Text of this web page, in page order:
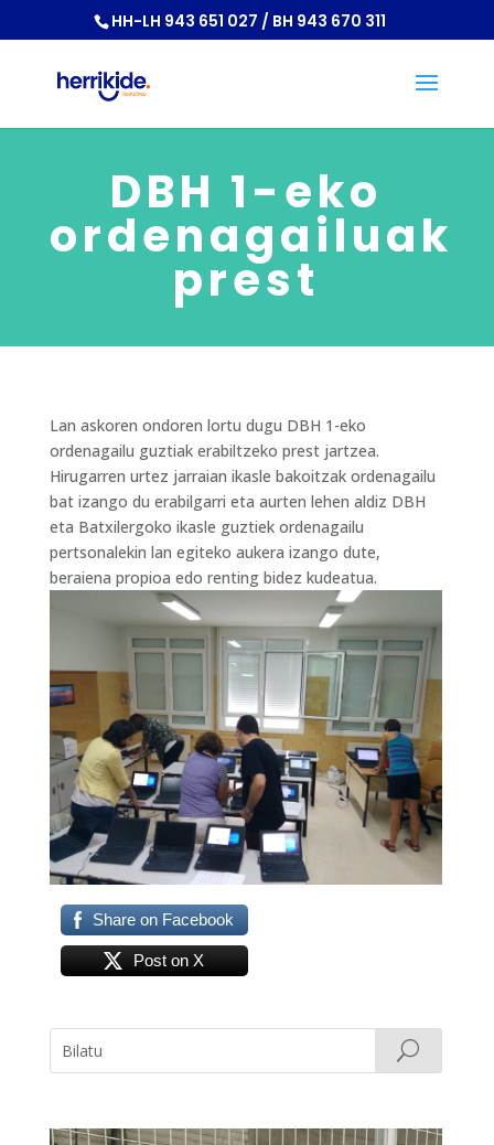
HH-LH 943 651 027 / BH 943 670 311
DBH 1-eko
ordenagailuak
prest
Lan askoren ondoren lortu dugu DBH 1-eko
ordenagailu guztiak erabiltzeko prest jartzea.
Hirugarren urtez jarraian ikasle bakoitzak ordenagailu
bat izango du erabilgarri eta aurten lehen aldiz DBH
eta Batxilergoko ikasle guztiek ordenagailu
pertsonalekin lan egiteko aukera izango dute,
beraiena propioa edo renting bidez kudeatua.
Share on Facebook
Post on X